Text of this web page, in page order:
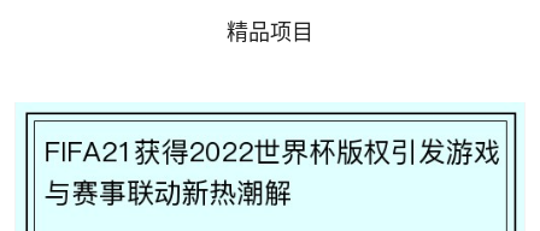
精品项目